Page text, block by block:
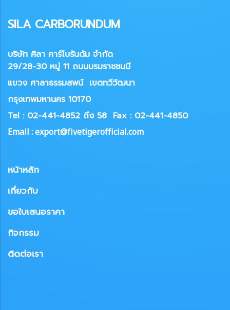
SILA CARBORUNDUM
บริษัท ศิลา คาร์โบรันดัม จำกัด
29/28-30 หมู่ 11 ถนนบรมราชชนนี
แขวง ศาลาธรรมสพน์ เขตทวีวัฒนา
กรุงเทพมหานคร 10170
Tel : 02-441-4852 ถึง 58 Fax : 02-441-4850
Email : export@fivetigerofficial.com
หน้าหลัก
เกี่ยวกับ
ขอใบเสนอราคา
กิจกรรม
ติดต่อเรา